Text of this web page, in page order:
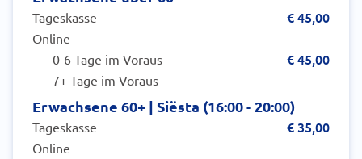
Tageskasse € 45,00
Online
0-6 Tage im Voraus
€ 45,00
7+ Tage im Voraus
Erwachsene 60+ | Siësta (16:00 - 20:00)
Tageskasse € 35,00
Online